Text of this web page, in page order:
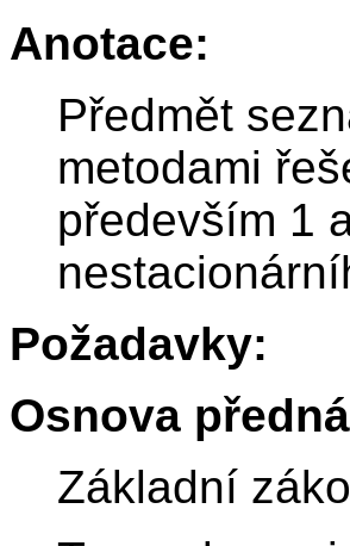
Anotace:
Předmět
metodami
především 1
Požadavky:
Osnova
Základní